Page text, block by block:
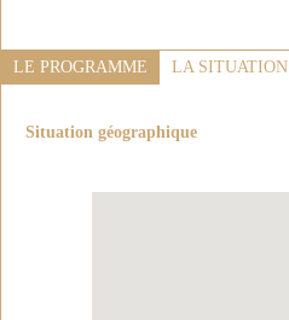
LE PROGRAMME LA SITUATION
Situation géographique